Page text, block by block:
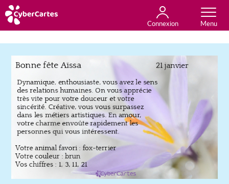
Connexion
Anniversaire
Fête du jour
Amour
Amitié
Merci
Toutes les cartes